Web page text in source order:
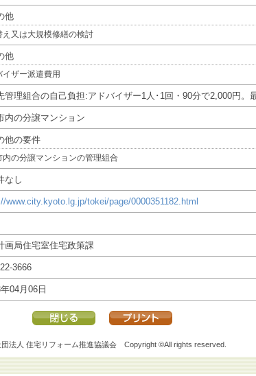
他
え又は大規模修繕の検討
他
イザー派遣費用
管理組合の自己負担:アドバイザー1人･1回・90分で2,000円。
内の分譲マンション
他の要件
内の分譲マンションの管理組合
なし
www.city.kyoto.lg.jp/tokei/page/0000351182.html
画局住宅室住宅政策課
3666
04月06日
法人 住宅リフォーム推進協議会Copyright ©All rights reserved.